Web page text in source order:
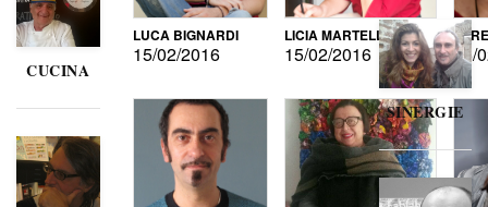
CUCINA
LUCA BIGNARDI
15/02/2016
LICIA MARTELLI
15/02/2016 15/
SINERGIE